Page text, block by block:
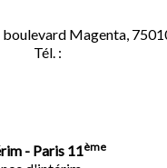
boulevard Magenta,
Tél. :
- Paris 11ème